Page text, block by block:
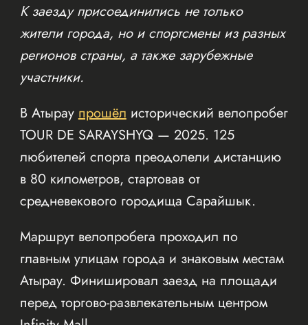
К заезду присоединились не только
жители города, но и спортсмены из разных
регионов страны, а также зарубежные
участники.
В Атырау прошёл исторический велопробег
TOUR DE SARAYSHYQ — 2025. 125
любителей спорта преодолели дистанцию
в 80 километров, стартовав от
средневекового городища Сарайшык.
Маршрут велопробега проходил по
главным улицам города и знаковым местам
Атырау. Финишировал заезд на площади
перед торгово-развлекательным центром